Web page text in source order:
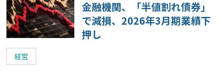
金融機関、「半値割れ債券」
で減損、2026年3月期業績下
押し
経営